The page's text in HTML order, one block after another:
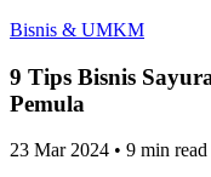
Bisnis & UMKM
9 Tips Bisnis
Pemula
23 Mar 2024 • 9 min read